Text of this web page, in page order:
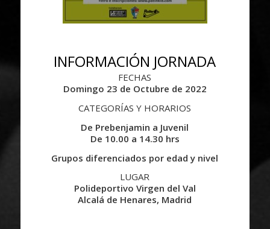
INFORMACIÓN JORNADA
FECHAS
Domingo 23 de Octubre de 2022
CATEGORÍAS Y HORARIOS
De Prebenjamin a Juvenil
De 10.00 a 14.30 hrs
Grupos diferenciados por edad y nivel
LUGAR
Polideportivo Virgen del Val
Alcalá de Henares, Madrid